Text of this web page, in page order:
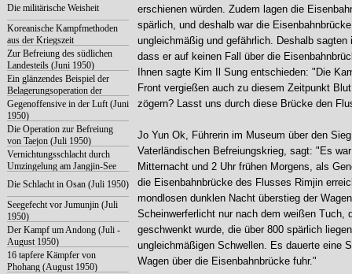
Die militärische Weisheit
Koreanische Kampfmethoden
aus der Kriegszeit
Zur Befreiung des südlichen
Landesteils (Juni 1950)
Ein glänzendes Beispiel der
Belagerungsoperation der
Gegenwart (Juli 1950)
Gegenoffensive in der Luft (Juni
1950)
Die Operation zur Befreiung
von Taejon (Juli 1950)
Vernichtungsschlacht durch
Umzingelung am Jangjin-See
Die Schlacht in Osan (Juli 1950)
Seegefecht vor Jumunjin (Juli
1950)
Der Kampf um Andong (Juli -
August 1950)
16 tapfere Kämpfer von
Phohang (August 1950)
erschienen würden. Zudem lagen die
spärlich, und deshalb war die
ungleichmäßig und gefährlich. Deshalb sagten
dass er auf keinen Fall über die
Ihnen sagte Kim Il Sung entschieden: "Die
Front vergießen auch zu diesem Zeitpunkt
zögern? Lasst uns durch diese Brücke den
Jo Yun Ok, Führerin im Museum über den
Vaterländischen Befreiungskrieg, sagt: "Es
Mitternacht und 2 Uhr frühen Morgens, als
die Eisenbahnbrücke des Flusses Rimjin
mondlosen dunklen Nacht überstieg der
Scheinwerferlicht nur nach dem weißen Tuch,
geschwenkt wurde, die über 800 spärlich
ungleichmäßigen Schwellen. Es dauerte eine
Wagen über die Eisenbahnbrücke fuhr."